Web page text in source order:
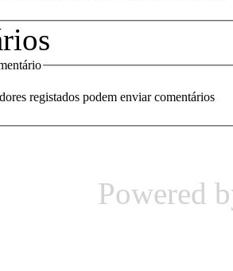
registados podem enviar comentários
Powered